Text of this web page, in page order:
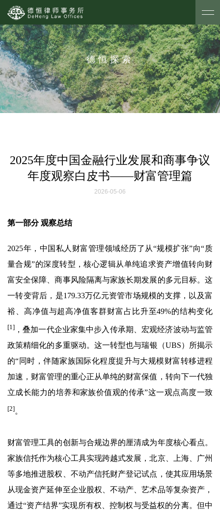
德恒探索
2025年度中国金融行业发展和商事争议
年度观察白皮书——财富管理篇
2026-05-06
第一部分 观察总结
2025年，中国私人财富管理领域经历了从“规模扩张”向“质
量合规”的深度转型，核心逻辑从单纯追求资产增值转向财
富安全保障、商事风险隔离与家族长期发展的多元目标。这
一转变背后，是179.33万亿元资管市场规模的支撑，以及富
裕、高净值与超高净值客群财富占比升至49%的结构变化
[1] ，叠加一代企业家集中步入传承期、宏观经济波动与监管
政策精细化的多重驱动。这一转型也与瑞银（UBS）所揭示
的“同时，伴随家族国际化程度提升与大规模财富转移进程
加速，财富管理的重心正从单纯的财富保值，转向下一代独
立成长能力的培养和家族价值观的传承”这一观点高度一致
[2]。
财富管理工具的创新与合规边界的厘清成为年度核心看点。
家族信托作为核心工具实现跨越式发展，北京、上海、广州
等多地推进股权、不动产信托财产登记试点，使其应用场景
从现金资产延伸至企业股权、不动产、艺术品等复杂资产，
通过“资产结界”实现所有权、控制权与受益权的分离。但中